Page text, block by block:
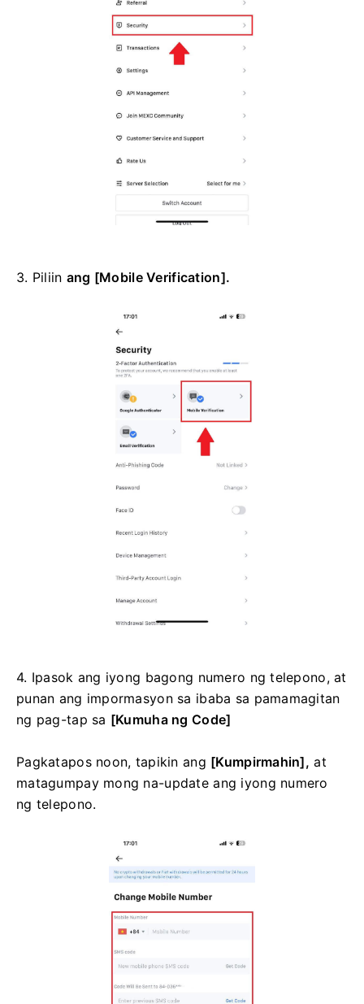
3. Piliin ang [Mobile Verification].
4. Ipasok ang iyong bagong numero ng telepono, at
punan ang impormasyon sa ibaba sa pamamagitan
ng pag-tap sa [Kumuha ng Code]
Pagkatapos noon, tapikin ang [Kumpirmahin], at
matagumpay mong na-update ang iyong numero
ng telepono.